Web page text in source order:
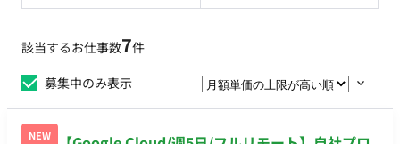
該当するお仕事数7件
募集中のみ表示
NEW